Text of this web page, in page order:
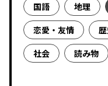
国語
地理
恋愛・友情
社会
読み物